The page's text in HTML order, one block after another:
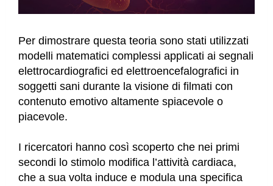
Per dimostrare questa teoria sono stati utilizzati
modelli matematici complessi applicati ai segnali
elettrocardiografici ed elettroencefalografici in
soggetti sani durante la visione di filmati con
contenuto emotivo altamente spiacevole o
piacevole.
I ricercatori hanno così scoperto che nei primi
secondi lo stimolo modifica l’attività cardiaca,
che a sua volta induce e modula una specifica